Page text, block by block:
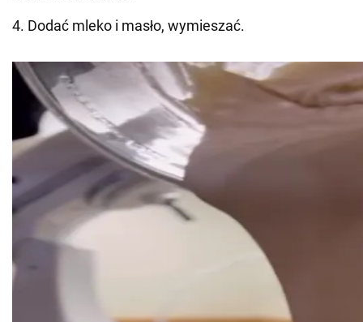
4. Dodać mleko i masło, wymieszać.